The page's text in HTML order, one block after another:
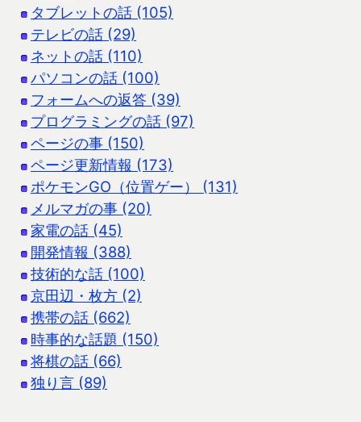
タブレットの話 (105)
テレビの話 (29)
ネットの話 (110)
パソコンの話 (100)
フォームへの返答 (39)
プログラミングの話 (97)
ページの事 (150)
ページ更新情報 (173)
ポケモンGO（位置ゲー） (131)
メルマガの事 (20)
家電の話 (45)
開発情報 (388)
技術的な話 (100)
京田辺・枚方 (2)
携帯の話 (662)
時事的な話題 (150)
将棋の話 (66)
独り言 (89)